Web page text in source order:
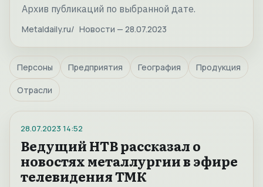
Архив публикаций по выбранной дате.
Metaldaily.ru Новости — 28.07.2023
Персоны Предприятия География Продукция
Отрасли
28.07.2023 14:52
Ведущий НТВ рассказал о
новостях металлургии в эфире
телевидения ТМК